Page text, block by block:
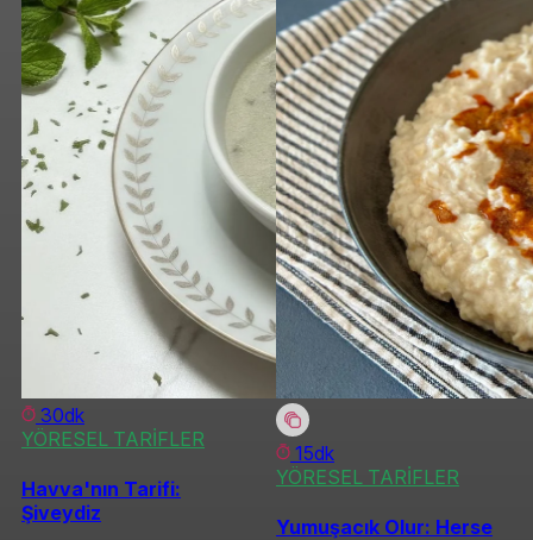
30dk
YÖRESEL TARİFLER
Havva'nın Tarifi:
Şiveydiz
15dk
YÖRESEL TARİFLER
Yumuşacık Olur: Herse